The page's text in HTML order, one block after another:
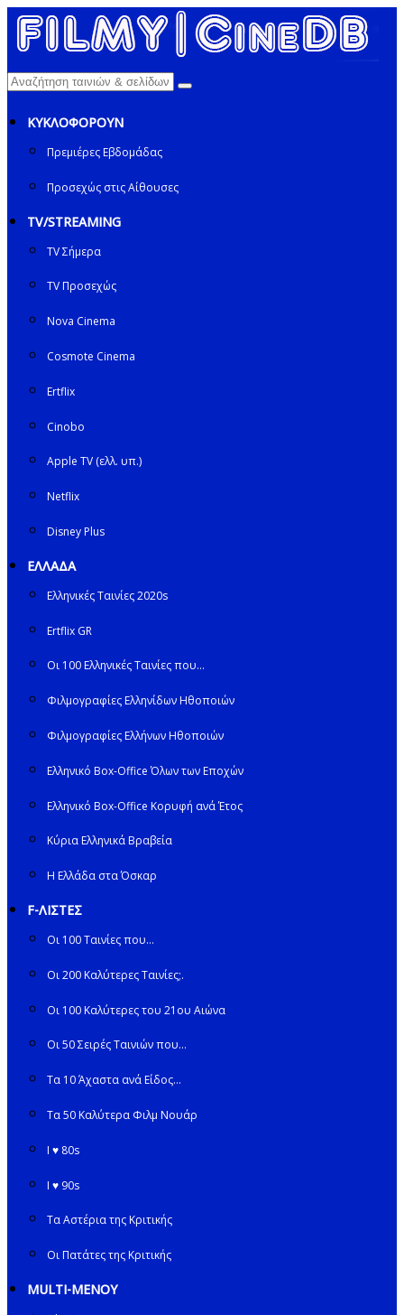
ΚΥΚΛΟΦΟΡΟΥΝ
Πρεμιέρες Εβδομάδας
Προσεχώς στις Αίθουσες
TV/STREAMING
TV Σήμερα
TV Προσεχώς
Nova Cinema
Cosmote Cinema
Ertflix
Cinobo
Apple TV (ελλ. υπ.)
Netflix
Disney Plus
ΕΛΛΑΔΑ
Ελληνικές Ταινίες 2020s
Ertflix GR
Οι 100 Ελληνικές Ταινίες που…
Φιλμογραφίες Ελληνίδων Ηθοποιών
Φιλμογραφίες Ελλήνων Ηθοποιών
Ελληνικό Box-Office Όλων των Εποχών
Ελληνικό Box-Office Κορυφή ανά Έτος
Κύρια Ελληνικά Βραβεία
Η Ελλάδα στα Όσκαρ
F-ΛΙΣΤΕΣ
Οι 100 Ταινίες που…
Οι 200 Καλύτερες Ταινίες;.
Οι 100 Καλύτερες του 21ου Αιώνα
Οι 50 Σειρές Ταινιών που…
Τα 10 Άχαστα ανά Είδος…
Τα 50 Καλύτερα Φιλμ Νουάρ
I ♥ 80s
I ♥ 90s
Τα Αστέρια της Κριτικής
Οι Πατάτες της Κριτικής
MULTI-ΜΕΝΟΥ